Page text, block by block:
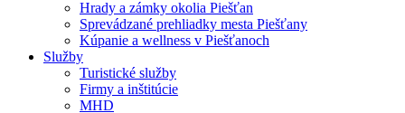
Hrady a zámky okolia Piešťan
Sprevádzané prehliadky mesta Piešťany
Kúpanie a wellness v Piešťanoch
Služby
Turistické služby
Firmy a inštitúcie
MHD